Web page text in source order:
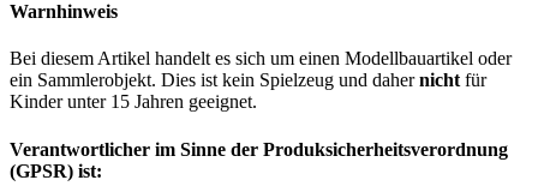
Warnhinweis
Bei diesem Artikel handelt es sich um einen Modellbauartikel oder
ein Sammlerobjekt. Dies ist kein Spielzeug und dahernicht für
Kinder unter 15 Jahren geeignet.
Verantwortlicher im Sinne der Produksicherheitsverordnung
(GPSR) ist: